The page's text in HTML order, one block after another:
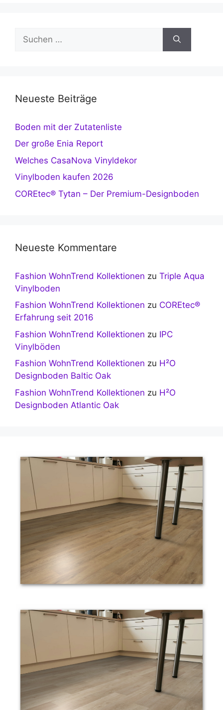
nach:
Neueste Beiträge
Boden mit der Zutatenliste
Der große Enia Report
Welches CasaNova Vinyldekor
Vinylboden kaufen 2026
COREtec® Tytan – Der Premium-Designboden
Neueste Kommentare
Fashion WohnTrend Kollektionen zu Triple Aqua
Vinylboden
Fashion WohnTrend Kollektionen zu COREtec®
Erfahrung seit 2016
Fashion WohnTrend Kollektionen zu IPC
Vinylböden
Fashion WohnTrend Kollektionen zu H²O
Designboden Baltic Oak
Fashion WohnTrend Kollektionen zu H²O
Designboden Atlantic Oak